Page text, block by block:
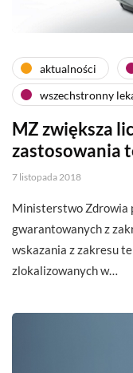
aktualności
wszechstronny
MZ zwiększa
zastosowania
7 listopada 2018
Ministerstwo Zdrowia
gwarantowanych z
wskazania z zakresu
zlokalizowanych w…